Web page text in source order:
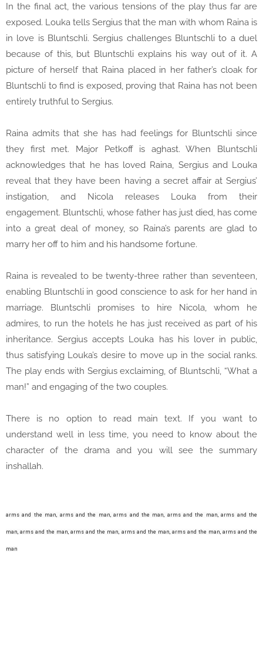
In the final act, the various tensions of the play thus far are
exposed. Louka tells Sergius that the man with whom Raina is
in love is Bluntschli. Sergius challenges Bluntschli to a duel
because of this, but Bluntschli explains his way out of it. A
picture of herself that Raina placed in her father’s cloak for
Bluntschli to find is exposed, proving that Raina has not been
entirely truthful to Sergius.
Raina admits that she has had feelings for Bluntschli since
they first met. Major Petkoff is aghast. When Bluntschli
acknowledges that he has loved Raina, Sergius and Louka
reveal that they have been having a secret affair at Sergius’
instigation, and Nicola releases Louka from their
engagement. Bluntschli, whose father has just died, has come
into a great deal of money, so Raina’s parents are glad to
marry her off to him and his handsome fortune.
Raina is revealed to be twenty-three rather than seventeen,
enabling Bluntschli in good conscience to ask for her hand in
marriage. Bluntschli promises to hire Nicola, whom he
admires, to run the hotels he has just received as part of his
inheritance. Sergius accepts Louka has his lover in public,
thus satisfying Louka’s desire to move up in the social ranks.
The play ends with Sergius exclaiming, of Bluntschli, “What a
man!” and engaging of the two couples.
There is no option to read main text. If you want to
understand well in less time, you need to know about the
character of the drama and you will see the summary
inshallah.
arms and the man, arms and the man,arms and the man, arms and the man,arms and the
man,arms and the man,arms and the man, arms and the man, arms and the man, arms and the
man